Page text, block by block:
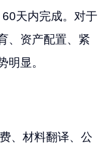
天内完成。对于
、资产配置、紧
明显。
、材料翻译、公